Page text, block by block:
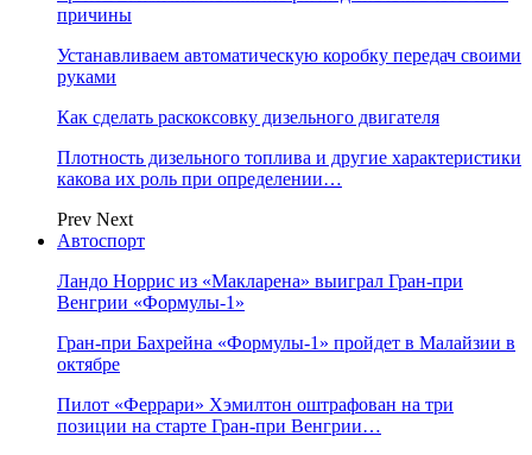
причины
Устанавливаем автоматическую коробку передач своими
руками
Как сделать раскоксовку дизельного двигателя
Плотность дизельного топлива и другие характеристики
какова их роль при определении…
Prev Next
Автоспорт
Ландо Норрис из «Макларена» выиграл Гран‑при
Венгрии «Формулы‑1»
Гран‑при Бахрейна «Формулы‑1» пройдет в Малайзии в
октябре
Пилот «Феррари» Хэмилтон оштрафован на три
позиции на старте Гран‑при Венгрии…